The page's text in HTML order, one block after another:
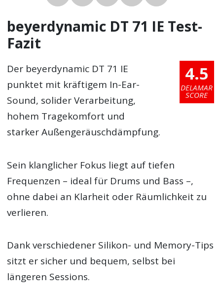
beyerdynamic DT 71 IE Test-
Fazit
4.5
DELAMAR
SCORE
Der beyerdynamic DT 71 IE
punktet mit kräftigem In-Ear-
Sound, solider Verarbeitung,
hohem Tragekomfort und
starker Außengeräuschdämpfung.
Sein klanglicher Fokus liegt auf tiefen
Frequenzen – ideal für Drums und Bass –,
ohne dabei an Klarheit oder Räumlichkeit zu
verlieren.
Dank verschiedener Silikon- und Memory-Tips
sitzt er sicher und bequem, selbst bei
längeren Sessions.